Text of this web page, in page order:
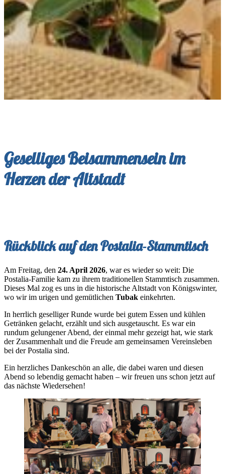
Geselliges Beisammensein im
Herzen der Altstadt
Rückblick auf den Postalia-Stammtisch
Am Freitag, den 24. April 2026, war es wieder so weit: Die
Postalia-Familie kam zu ihrem traditionellen Stammtisch zusammen.
Dieses Mal zog es uns in die historische Altstadt von Königswinter,
wo wir im urigen und gemütlichen Tubak einkehrten.
In herrlich geselliger Runde wurde bei gutem Essen und kühlen
Getränken gelacht, erzählt und sich ausgetauscht. Es war ein
rundum gelungener Abend, der einmal mehr gezeigt hat, wie stark
der Zusammenhalt und die Freude am gemeinsamen Vereinsleben
bei der Postalia sind.
Ein herzliches Dankeschön an alle, die dabei waren und diesen
Abend so lebendig gemacht haben – wir freuen uns schon jetzt auf
das nächste Wiedersehen!